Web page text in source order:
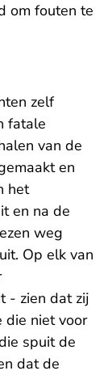
om fouten te
zelf
fatale
van de
en
het
en na de
weg
Op elk van
- zien dat zij
die niet voor
spuit de
dat de